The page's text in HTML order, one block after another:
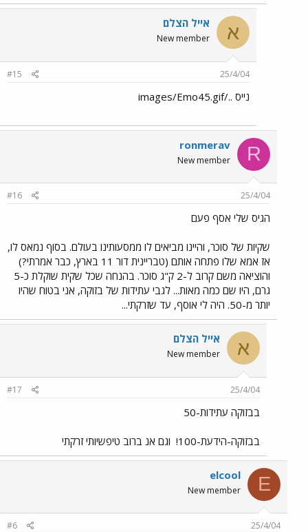
א אייל הצלם
New member
25/4/04
#15
נייס ../images/Emo45.gif
R
ronmerav
New member
25/4/04
#16
הגיס שלי אסף פעם
שקיות של סוכר, והיינו מביאים לו ממסעותינו בעולם. בסוף נמאס לו,
אז אמא שלו פתחה אותם (טבריינית דור 11 בארץ, כבר אמרתי?)
והוציאה משם קרוב ל-2 ק"ג סוכר. בהנחה שכל שקית שוקלת כ-5
גרם, היו שם כמה מאות... לגבי עתידות של בזוקה, אני בטוח שהיו
יותר מ-50. היה לי אוסף, עד שזרקתי...
א אייל הצלם
New member
25/4/04
#17
בבזוקה עתידות-50
בבזוקה-הידעת-100! וגם אנ ברוב טיפשיותי זרקתי
E
elcool
New member
25/4/04
#6